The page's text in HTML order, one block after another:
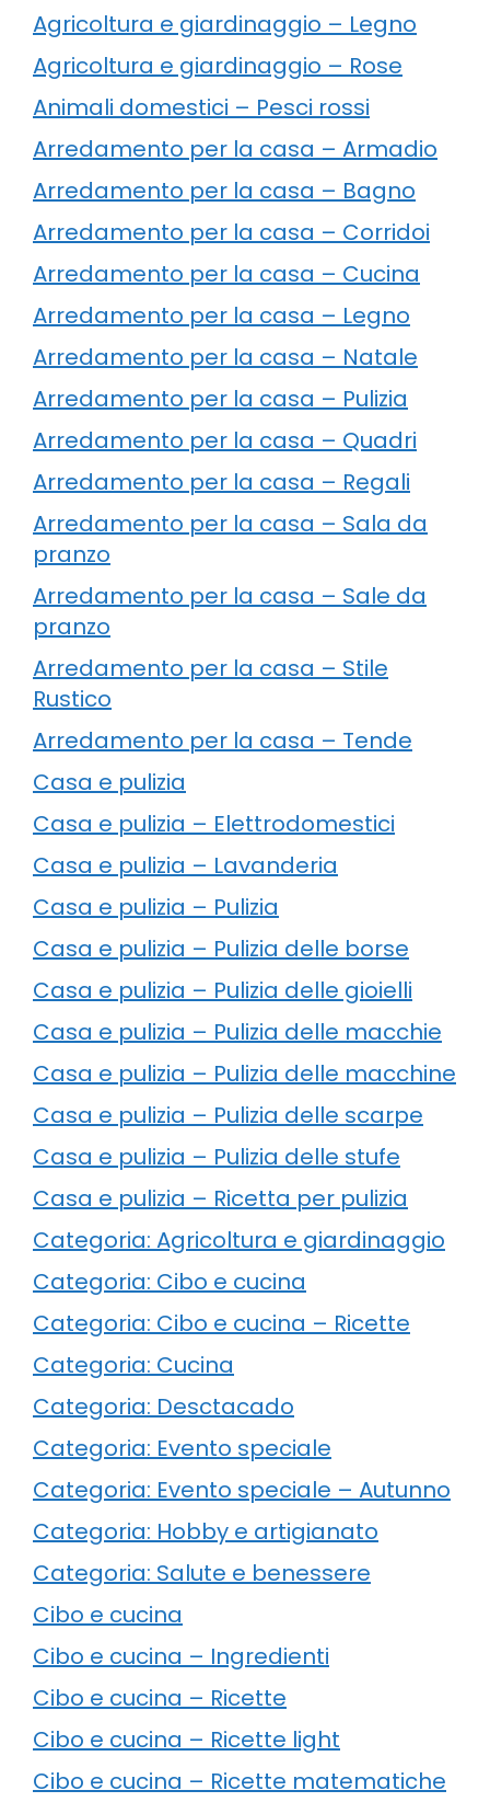
Agricoltura e giardinaggio – Legno
Agricoltura e giardinaggio – Rose
Animali domestici – Pesci rossi
Arredamento per la casa – Armadio
Arredamento per la casa – Bagno
Arredamento per la casa – Corridoi
Arredamento per la casa – Cucina
Arredamento per la casa – Legno
Arredamento per la casa – Natale
Arredamento per la casa – Pulizia
Arredamento per la casa – Quadri
Arredamento per la casa – Regali
Arredamento per la casa – Sala da
pranzo
Arredamento per la casa – Sale da
pranzo
Arredamento per la casa – Stile
Rustico
Arredamento per la casa – Tende
Casa e pulizia
Casa e pulizia – Elettrodomestici
Casa e pulizia – Lavanderia
Casa e pulizia – Pulizia
Casa e pulizia – Pulizia delle borse
Casa e pulizia – Pulizia delle gioielli
Casa e pulizia – Pulizia delle macchie
Casa e pulizia – Pulizia delle macchine
Casa e pulizia – Pulizia delle scarpe
Casa e pulizia – Pulizia delle stufe
Casa e pulizia – Ricetta per pulizia
Categoria: Agricoltura e giardinaggio
Categoria: Cibo e cucina
Categoria: Cibo e cucina – Ricette
Categoria: Cucina
Categoria: Desctacado
Categoria: Evento speciale
Categoria: Evento speciale – Autunno
Categoria: Hobby e artigianato
Categoria: Salute e benessere
Cibo e cucina
Cibo e cucina – Ingredienti
Cibo e cucina – Ricette
Cibo e cucina – Ricette light
Cibo e cucina – Ricette matematiche